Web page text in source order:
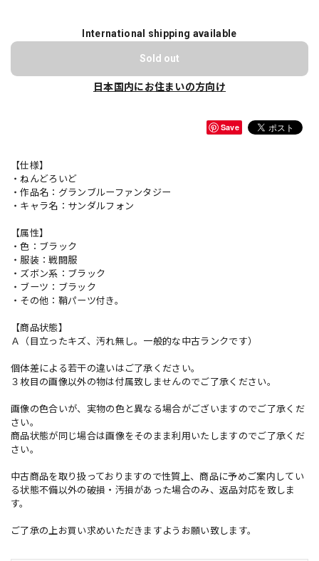
International shipping available
Sold out
日本国内にお住まいの方向け
Save
【仕様】
・ねんどろいど
・作品名：グランブルーファンタジー
・キャラ名：サンダルフォン
【属性】
・色：ブラック
・服装：戦闘服
・ズボン系：ブラック
・ブーツ：ブラック
・その他：鞘パーツ付き。
【商品状態】
Ａ（目立ったキズ、汚れ無し。一般的な中古ランクです）
個体差による若干の違いはご了承ください。
３枚目の画像以外の物は付属致しませんのでご了承ください。
画像の色合いが、実物の色と異なる場合がございますのでご了承くだ
さい。
商品状態が同じ場合は画像をそのまま利用いたしますのでご了承くだ
さい。
中古商品を取り扱っておりますので性質上、商品に予めご案内してい
る状態不備以外の破損・汚損があった場合のみ、返品対応を致しま
す。
ご了承の上お買い求めいただきますようお願い致します。